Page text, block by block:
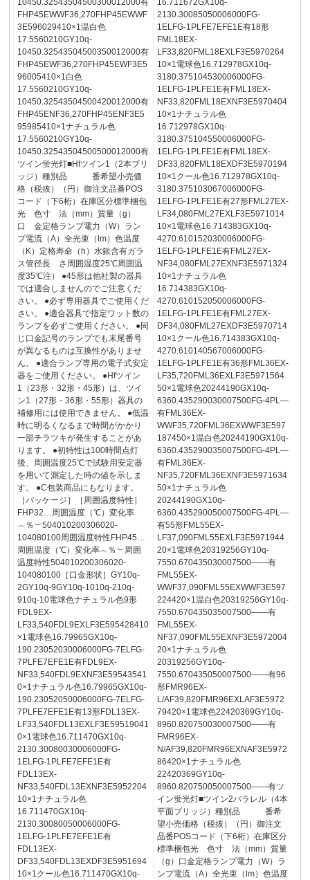
10450.32543504500300012000有
FHP45EWWF36,270FHP45EWWF
3E596029410×1温白色
17.5560210GY10q-
10450.32543504500350012000有
FHP45EWF36,270FHP45EWF3E5
96005410×1白色
17.5560210GY10q-
10450.32543504500420012000有
FHP45ENF36,270FHP45ENF3E5
95985410×1ナチュラル色
17.5560210GY10q-
10450.32543504500500012000有
ツイン蛍光灯■Hfツイン1（2本ブリ
ッジ）種別品 番希望小売価
格（税抜）（円）御注文品番POS
コード（下6桁）在庫区分標準梱包
光 色寸 法（mm）質量（g）
口 金定格ランプ電力（W）ラン
プ電流（A）全光束（lm）色温度
（K）定格寿命（h）水銀含有ガラ
ス管径長 さ周囲温度25℃周囲温
度35℃注） ●45形は他社製の器具
では適合しませんのでご注意くだ
さい。 ●必ず専用器具でご使用くだ
さい。 ●適合器具で指定ワット数の
ランプを必ずご使用ください。 ●同
じ口金記号のランプでも末尾番号
が異なるものは互換性がありませ
ん。 ●適合ランプ専用の電子式安定
器をご使用ください。 ●Hfツイン
1（23形・32形・45形）は、ツイ
ン1（27形・36形・55形）器具の
補修用には使用できません。 ●低温
時に明るくなるまで時間がかかり
一部チラツキが発生することがあ
ります。 ●初特性は100時間点灯
後、周囲温度25℃で試験用安定器
を用いて測定した時の値を示しま
す。 ●C包装商品にもなります。
［パッケージ］［周囲温度特性］
FHP32…周囲温度（℃）変化率
︵％︶504010200306020-
104080100周囲温度特性FHP45…
周囲温度（℃）変化率︵％︶周囲
温度特性504010200306020-
104080100［口金形状］GY10q-
2GY10q-9GY10q-1010q-210q-
910q-10電球色ナチュラル色9形
FDL9EX-
LF33,540FDL9EXLF3E595428410
×1電球色16.79965GX10q-
190.23052030006000FG-7ELFG-
7PLFE7EFE1E有FDL9EX-
NF33,540FDL9EXNF3E59543541
0×1ナチュラル色16.79965GX10q-
190.23052050006000FG-7ELFG-
7PLFE7EFE1E有13形FDL13EX-
LF33,540FDL13EXLF3E59519041
0×1電球色16.711470GX10q-
2130.30080030006000FG-
1ELFG-1PLFE7EFE1E有
FDL13EX-
NF33,540FDL13EXNF3E5952204
10×1ナチュラル色
16.711470GX10q-
2130.30080050006000FG-
1ELFG-1PLFE7EFE1E有
FDL13EX-
DF33,540FDL13EXDF3E5951694
10×1クール色16.711470GX10q-
16.711672GX10q-
2130.30085050006000FG-
1ELFG-1PLFE7EFE1E有18形
FML18EX-
LF33,820FML18EXLF3E5970264
10×1電球色16.712978GX10q-
3180.375104530006000FG-
1ELFG-1PLFE1E有FML18EX-
NF33,820FML18EXNF3E5970404
10×1ナチュラル色
16.712978GX10q-
3180.375104550006000FG-
1ELFG-1PLFE1E有FML18EX-
DF33,820FML18EXDF3E5970194
10×1クール色16.712978GX10q-
3180.375103067006000FG-
1ELFG-1PLFE1E有27形FML27EX-
LF34,080FML27EXLF3E5971014
10×1電球色16.714383GX10q-
4270.610152030006000FG-
1ELFG-1PLFE1E有FML27EX-
NF34,080FML27EXNF3E5971324
10×1ナチュラル色
16.714383GX10q-
4270.610152050006000FG-
1ELFG-1PLFE1E有FML27EX-
DF34,080FML27EXDF3E5970714
10×1クール色16.714383GX10q-
4270.610140567006000FG-
1ELFG-1PLFE1E有36形FML36EX-
LF35,720FML36EXLF3E5971564
50×1電球色20244190GX10q-
6360.435290030007500FG-4PL—
有FML36EX-
WWF35,720FML36EXWWF3E597
187450×1温白色20244190GX10q-
6360.435290035007500FG-4PL—
有FML36EX-
NF35,720FML36EXNF3E5971634
50×1ナチュラル色
20244190GX10q-
6360.435290050007500FG-4PL—
有55形FML55EX-
LF37,090FML55EXLF3E5971944
20×1電球色20319256GY10q-
7550.670435030007500——有
FML55EX-
WWF37,090FML55EXWWF3E597
224420×1温白色20319256GY10q-
7550.670435035007500——有
FML55EX-
NF37,090FML55EXNF3E5972004
20×1ナチュラル色
20319256GY10q-
7550.670435050007500——有96
形FMR96EX-
L/AF39,820FMR96EXLAF3E5972
79420×1電球色22420369GY10q-
8960.820750030007500——有
FMR96EX-
N/AF39,820FMR96EXNAF3E5972
86420×1ナチュラル色
22420369GY10q-
8960.820750050007500——有ツ
イン蛍光灯■ツイン2パラレル（4本
平面ブリッジ）種別品 番希
望小売価格（税抜）（円）御注文
品番POSコード（下6桁）在庫区分
標準梱包光 色寸 法（mm）質量
（g）口金定格ランプ電力（W）ラ
ンプ電流（A）全光束（lm）色温度